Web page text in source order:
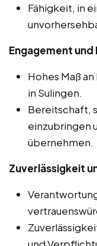
Fähigkeit, in
Engagement
Hohes Maß
in Sulingen.
Bereitschaft,
einzubringen
übernehmen.
Zuverlässigkeit